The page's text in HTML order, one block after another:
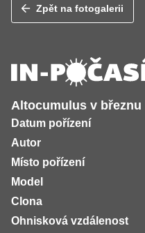
Zpět na fotogalerii
Altocumulus v březnu
Datum pořízení
Autor
Místo pořízení
Model
Clona
Ohnisková vzdálenost